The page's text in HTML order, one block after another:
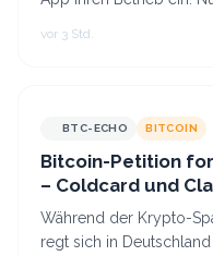
vor 3 Std.
BTC-ECHO BITCOIN
Bitcoin-Petition
– Coldcard und
Während der Krypto-
regt sich in